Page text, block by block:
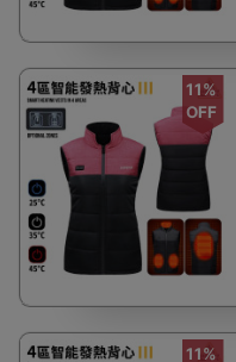
11%
OFF
11%